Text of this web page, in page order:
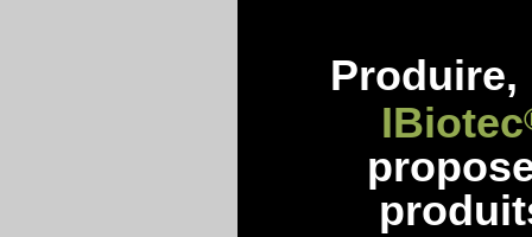
IBiotec